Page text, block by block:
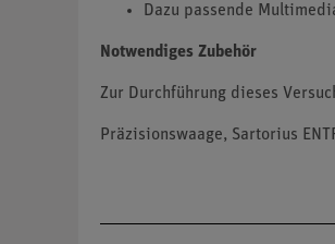
Dazu passende
Notwendiges Zubehör
Zur Durchführung dieses
Präzisionswaage, Sartorius